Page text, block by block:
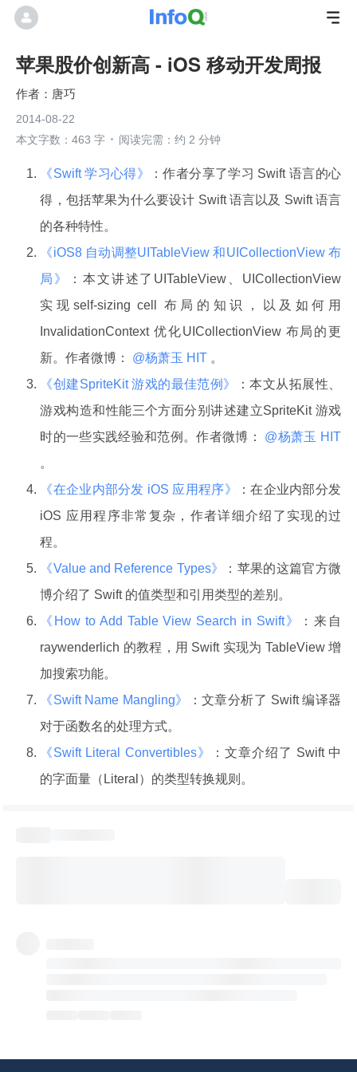
苹果股价创新高 - iOS 移动开发周报
唐巧
2014-08-22
本文字数：463 字
阅读完需：约 2 分钟
《Swift 学习心得》
：作者分享了学习 Swift 语言的心
得，包括苹果为什么要设计 Swift 语言以及 Swift 语言
的各种特性。
《iOS8 自动调整UITableView 和UICollectionView 布
局》
：本文讲述了UITableView、UICollectionView
实现self-sizing cell 布局的知识，以及如何用
InvalidationContext 优化UICollectionView 布局的更
新。作者微博：
@杨萧玉 HIT 。
《创建SpriteKit 游戏的最佳范例》
：本文从拓展性、
游戏构造和性能三个方面分别讲述建立SpriteKit 游戏
时的一些实践经验和范例。作者微博：
@杨萧玉 HIT
。
《在企业内部分发 iOS 应用程序》
：在企业内部分发
iOS 应用程序非常复杂，作者详细介绍了实现的过
程。
《Value and Reference Types》
：苹果的这篇官方微
博介绍了 Swift 的值类型和引用类型的差别。
《How to Add Table View Search in Swift》
：来自
raywenderlich 的教程，用 Swift 实现为 TableView 增
加搜索功能。
《Swift Name Mangling》
：文章分析了 Swift 编译器
对于函数名的处理方式。
《Swift Literal Convertibles》
：文章介绍了 Swift 中
的字面量（Literal）的类型转换规则。